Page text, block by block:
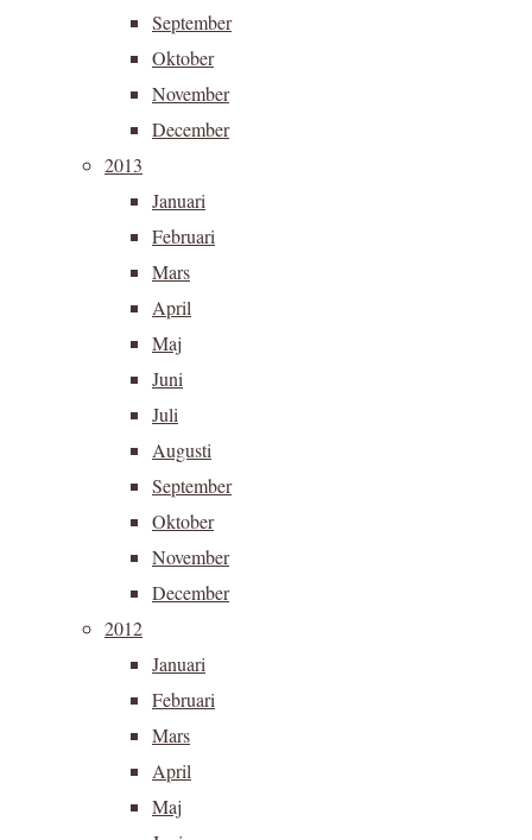
September
Oktober
November
December
2013
Januari
Februari
Mars
April
Maj
Juni
Juli
Augusti
September
Oktober
November
December
2012
Januari
Februari
Mars
April
Maj